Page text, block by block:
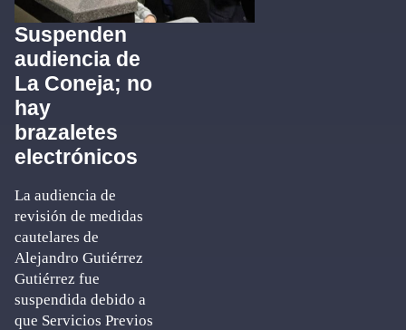
Suspenden
audiencia de
La Coneja; no
hay
brazaletes
electrónicos
La audiencia de
revisión de medidas
cautelares de
Alejandro Gutiérrez
Gutiérrez fue
suspendida debido a
que Servicios Previos